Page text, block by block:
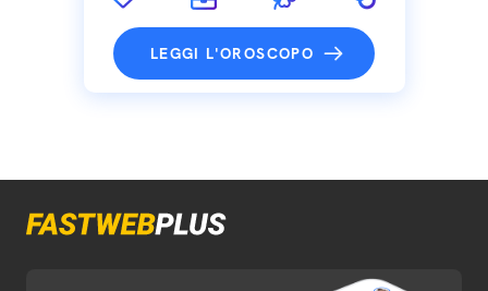
LEGGI L'OROSCOPO